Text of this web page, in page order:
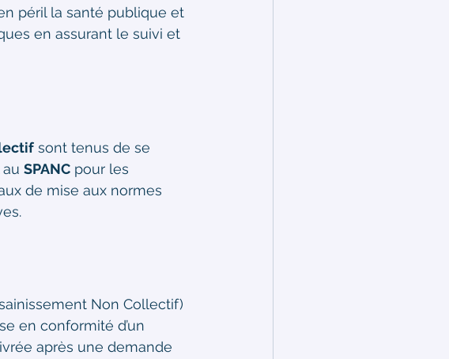
péril la santé publique et
en assurant le suivi et
sont tenus de se
SPANC pour les
de mise aux normes
Non Collectif)
en conformité d’un
après une demande